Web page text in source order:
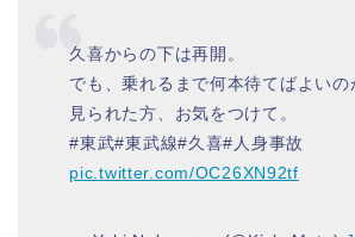
久喜からの下は再開。
でも、乗れるまで何本待てばよいの
見られた方、お気をつけて。
#東武#東武線#久喜#人身事故
pic.twitter.com/OC26XN92tf